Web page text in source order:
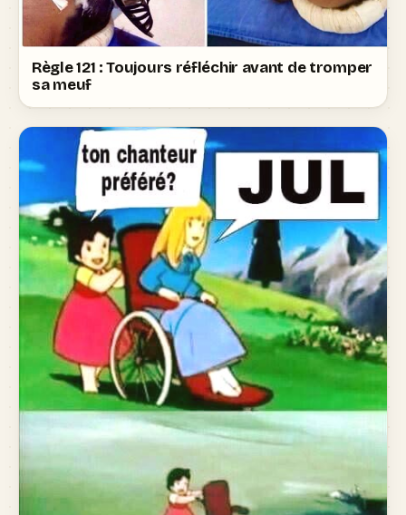
Règle 121 : Toujours réfléchir avant de tromper
sa meuf